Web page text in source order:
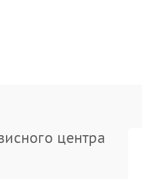
центра